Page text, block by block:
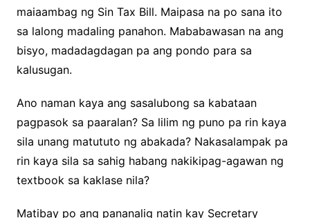
maiaambag ng Sin Tax Bill. Maipasa na po sana ito
sa lalong madaling panahon. Mababawasan na ang
bisyo, madadagdagan pa ang pondo para sa
kalusugan.
Ano naman kaya ang sasalubong sa kabataan
pagpasok sa paaralan? Sa lilim ng puno pa rin kaya
sila unang matututo ng abakada? Nakasalampak pa
rin kaya sila sa sahig habang nakikipag-agawan ng
textbook sa kaklase nila?
Matibay po ang pananalig natin kay Secretary